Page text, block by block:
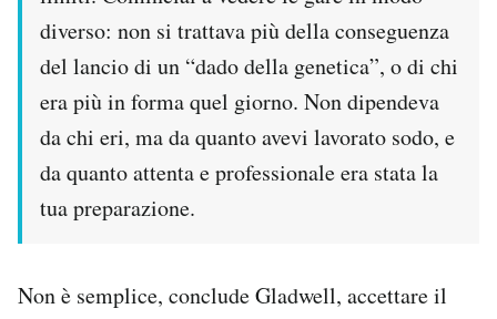
diverso: non si trattava più della conseguenza
del lancio di un “dado della genetica”, o di chi
era più in forma quel giorno. Non dipendeva
da chi eri, ma da quanto avevi lavorato sodo, e
da quanto attenta e professionale era stata la
tua preparazione.
Non è semplice, conclude Gladwell, accettare il